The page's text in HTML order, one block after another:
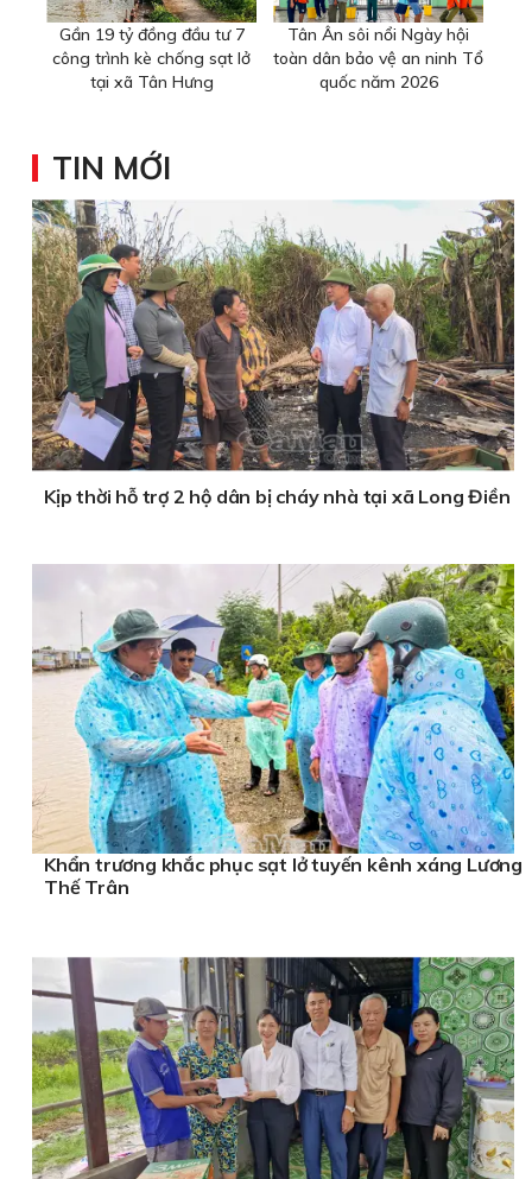
Gần 19 tỷ đồng đầu tư 7
công trình kè chống sạt lở
tại xã Tân Hưng
Tân Ân sôi nổi Ngày hội
toàn dân bảo vệ an ninh Tổ
quốc năm 2026
TIN MỚI
Kịp thời hỗ trợ 2 hộ dân bị cháy nhà tại xã Long Điền
Khẩn trương khắc phục sạt lở tuyến kênh xáng Lương
Thế Trân